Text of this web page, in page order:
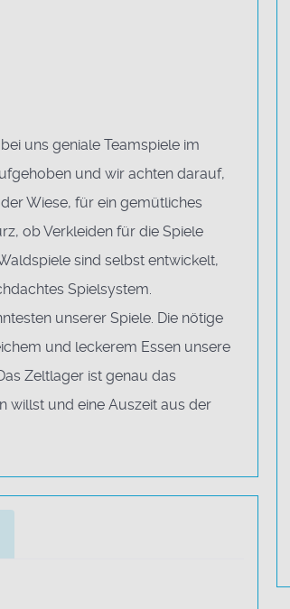
uns geniale Teamspiele im
und wir achten darauf,
Wiese, für ein gemütliches
ob Verkleiden für die Spiele
sind selbst entwickelt,
Spielsystem.
unserer Spiele. Die nötige
und leckerem Essen unsere
Zeltlager ist genau das
willst und eine Auszeit aus der